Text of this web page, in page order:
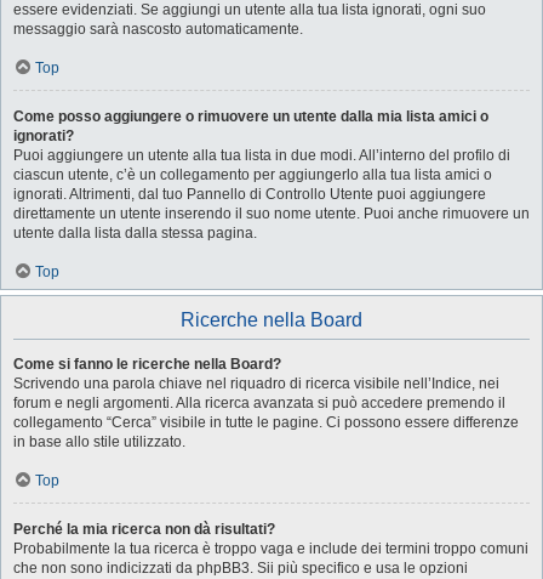
essere evidenziati. Se aggiungi un utente alla tua lista ignorati, ogni suo
messaggio sarà nascosto automaticamente.
Top
Come posso aggiungere o rimuovere un utente dalla mia lista amici o
ignorati?
Puoi aggiungere un utente alla tua lista in due modi. All’interno del profilo di
ciascun utente, c’è un collegamento per aggiungerlo alla tua lista amici o
ignorati. Altrimenti, dal tuo Pannello di Controllo Utente puoi aggiungere
direttamente un utente inserendo il suo nome utente. Puoi anche rimuovere un
utente dalla lista dalla stessa pagina.
Top
Ricerche nella Board
Come si fanno le ricerche nella Board?
Scrivendo una parola chiave nel riquadro di ricerca visibile nell’Indice, nei
forum e negli argomenti. Alla ricerca avanzata si può accedere premendo il
collegamento “Cerca” visibile in tutte le pagine. Ci possono essere differenze
in base allo stile utilizzato.
Top
Perché la mia ricerca non dà risultati?
Probabilmente la tua ricerca è troppo vaga e include dei termini troppo comuni
che non sono indicizzati da phpBB3. Sii più specifico e usa le opzioni